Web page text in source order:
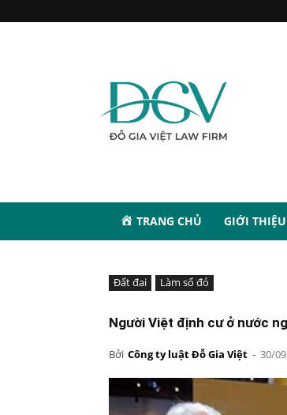
TRANG CHỦ GIỚI THIỆU
Đất đai Làm sổ đỏ
Người Việt định cư ở nước
Bởi Công ty luật Đỗ Gia Việt - 30/